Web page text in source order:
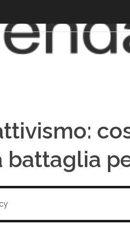
battaglia